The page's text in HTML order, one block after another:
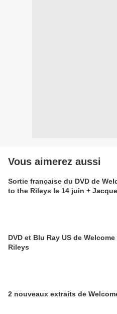
Vous aimerez aussi
Sortie française du DVD de
to the Rileys le 14 juin +
DVD et Blu Ray US de
Rileys
2 nouveaux extraits de